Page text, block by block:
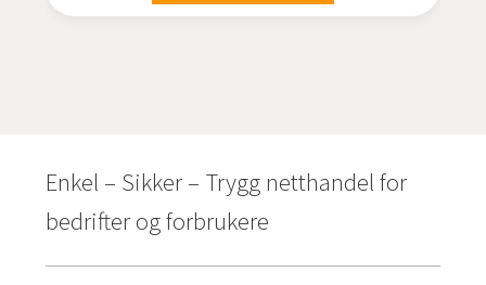
Enkel – Sikker – Trygg netthandel for
bedrifter og forbrukere